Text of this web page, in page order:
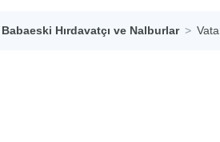
Babaeski Hırdavatçı ve Nalburlar